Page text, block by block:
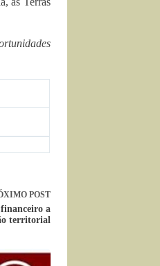
POST
a
territorial